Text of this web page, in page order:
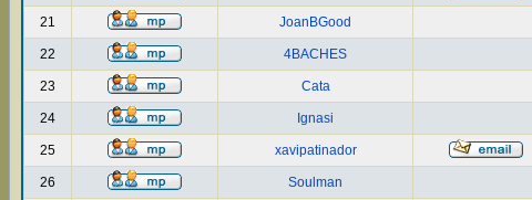
21 JoanBGood
22 4BACHES
23 Cata
24 Ignasi
25 xavipatinador
26 Soulman